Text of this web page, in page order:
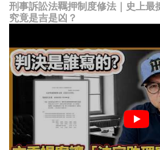
刑事訴訟法羈押制度修法｜史上最
究竟是吉是凶？